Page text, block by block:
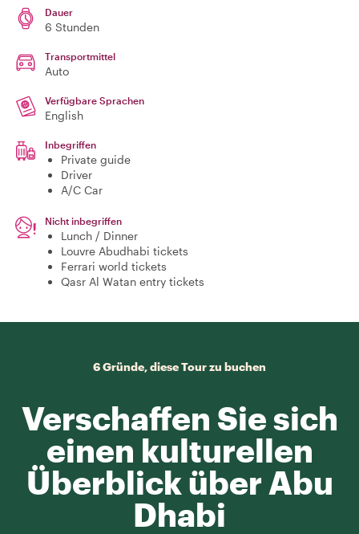
Dauer
6 Stunden
Transportmittel
Auto
Verfügbare Sprachen
English
Inbegriffen
Private guide
Driver
A/C Car
Nicht inbegriffen
Lunch / Dinner
Louvre Abudhabi tickets
Ferrari world tickets
Qasr Al Watan entry tickets
6 Gründe, diese Tour zu buchen
Verschaffen Sie sich
einen kulturellen
Überblick über Abu
Dhabi